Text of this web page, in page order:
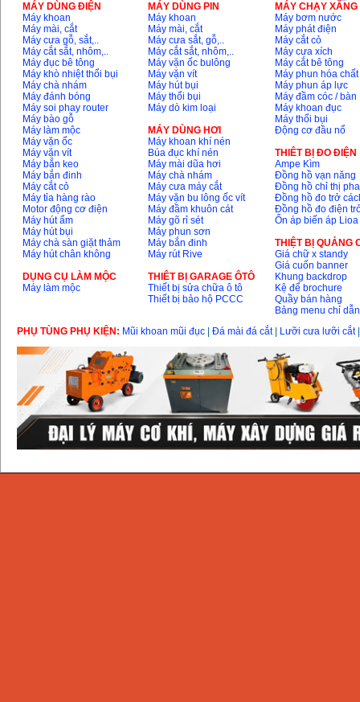
MÁY DÙNG ĐIỆN
Máy khoan
Máy mài, cắt
Máy cưa gỗ, sắt,..
Máy cắt sắt, nhôm,..
Máy đục bê tông
Máy khò nhiệt thổi bụi
Máy chà nhám
Máy đánh bóng
Máy soi phay router
Máy bào gỗ
Máy làm mộc
Máy vặn ốc
Máy vặn vít
Máy bắn keo
Máy bắn đinh
Máy cắt cỏ
Máy tỉa hàng rào
Motor động cơ điện
Máy hút ẩm
Máy hút bụi
Máy chà sàn giặt thảm
Máy hút chân không
DỤNG CỤ LÀM MỘC
Máy làm mộc
MÁY DÙNG PIN
Máy khoan
Máy mài, cắt
Máy cưa sắt, gỗ,..
Máy cắt sắt, nhôm,..
Máy vặn ốc bulông
Máy vặn vít
Máy hút bụi
Máy thổi bụi
Máy dò kim loại
MÁY DÙNG HƠI
Máy khoan khí nén
Búa đục khí nén
Máy mài dũa hơi
Máy chà nhám
Máy cưa máy cắt
Máy vặn bu lông ốc vít
Máy đầm khuôn cát
Máy gõ rỉ sét
Máy phun sơn
Máy bắn đinh
Máy rút Rive
THIÊT BỊ GARAGE ÔTÔ
Thiết bị sửa chữa ô tô
Thiết bị bảo hộ PCCC
MÁY CHẠY
Máy bơm nước
Máy phát điện
Máy cắt cỏ
Máy cưa xích
Máy cắt bê tông
Máy phun hóa chất
Máy phun áp lực
Máy đầm cóc / bàn
Máy khoan đục
Máy thổi bụi
Động cơ đầu nổ
THIÊT BỊ ĐO ĐIỆN
Ampe Kìm
Đồng hồ vạn năng
Đồng hồ chỉ thị pha
Đồng hồ đo trở
Đồng hồ đo điện
Ổn áp biến áp Lioa
THIỆT BỊ QUẢNG
Giá chữ x standy
Giá cuốn banner
Khung backdrop
Kệ để brochure
Quầy bán hàng
Bảng menu chỉ dẫn
PHỤ TÙNG PHỤ KIỆN: Mũi khoan mũi đục Đá mài đá cắt| Lưỡi cưa lưỡi cắt